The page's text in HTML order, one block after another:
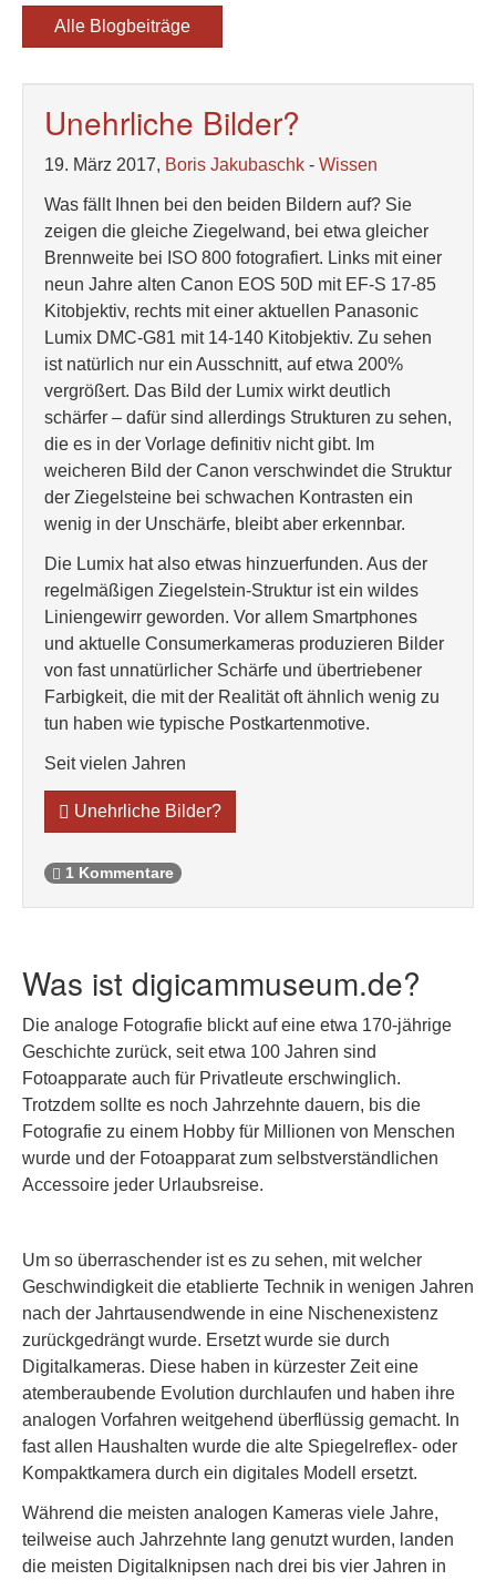
Alle Blogbeiträge
Unehrliche Bilder?
19. März 2017, Boris Jakubaschk - Wissen
Was fällt Ihnen bei den beiden Bildern auf? Sie
zeigen die gleiche Ziegelwand, bei etwa gleicher
Brennweite bei ISO 800 fotografiert. Links mit einer
neun Jahre alten Canon EOS 50D mit EF-S 17-85
Kitobjektiv, rechts mit einer aktuellen Panasonic
Lumix DMC-G81 mit 14-140 Kitobjektiv. Zu sehen
ist natürlich nur ein Ausschnitt, auf etwa 200%
vergrößert. Das Bild der Lumix wirkt deutlich
schärfer – dafür sind allerdings Strukturen zu sehen,
die es in der Vorlage definitiv nicht gibt. Im
weicheren Bild der Canon verschwindet die Struktur
der Ziegelsteine bei schwachen Kontrasten ein
wenig in der Unschärfe, bleibt aber erkennbar.
Die Lumix hat also etwas hinzuerfunden. Aus der
regelmäßigen Ziegelstein-Struktur ist ein wildes
Liniengewirr geworden. Vor allem Smartphones
und aktuelle Consumerkameras produzieren Bilder
von fast unnatürlicher Schärfe und übertriebener
Farbigkeit, die mit der Realität oft ähnlich wenig zu
tun haben wie typische Postkartenmotive.
Seit vielen Jahren
Unehrliche Bilder?
1 Kommentare
Was ist digicammuseum.de?
Die analoge Fotografie blickt auf eine etwa 170-jährige
Geschichte zurück, seit etwa 100 Jahren sind
Fotoapparate auch für Privatleute erschwinglich.
Trotzdem sollte es noch Jahrzehnte dauern, bis die
Fotografie zu einem Hobby für Millionen von Menschen
wurde und der Fotoapparat zum selbstverständlichen
Accessoire jeder Urlaubsreise.
Um so überraschender ist es zu sehen, mit welcher
Geschwindigkeit die etablierte Technik in wenigen Jahren
nach der Jahrtausendwende in eine Nischenexistenz
zurückgedrängt wurde. Ersetzt wurde sie durch
Digitalkameras. Diese haben in kürzester Zeit eine
atemberaubende Evolution durchlaufen und haben ihre
analogen Vorfahren weitgehend überflüssig gemacht. In
fast allen Haushalten wurde die alte Spiegelreflex- oder
Kompaktkamera durch ein digitales Modell ersetzt.
Während die meisten analogen Kameras viele Jahre,
teilweise auch Jahrzehnte lang genutzt wurden, landen
die meisten Digitalknipsen nach drei bis vier Jahren in